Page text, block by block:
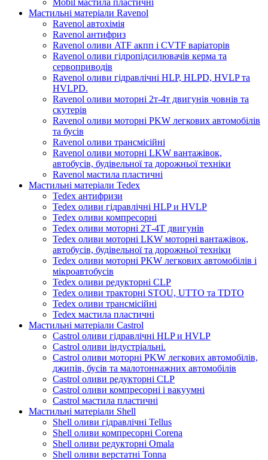
Mobil мастила пластичні
Мастильні матеріали Ravenol
Ravenol автохімія
Ravenol антифриз
Ravenol оливи ATF акпп і CVTF варіаторів
Ravenol оливи гідропідсилювачів керма та
сервоприводів
Ravenol оливи гідравлічні HLP, HLPD, HVLP та
HVLPD.
Ravenol оливи моторні 2т-4т двигунів човнів та
скутерів
Ravenol оливи моторні PKW легкових автомобілів
та бусів
Ravenol оливи трансмісійні
Ravenol оливи моторні LKW вантажівок,
автобусів, будівельної та дорожньої техніки
Ravenol мастила пластичні
Мастильні матеріали Tedex
Tedex антифризи
Tedex оливи гідравлічні HLP и HVLP
Tedex оливи компресорні
Tedex оливи моторні 2Т-4Т двигунів
Tedex оливи моторні LKW моторні вантажівок,
автобусів, будівельної та дорожньої техніки
Tedex оливи моторні PKW легкових автомобілів і
мікроавтобусів
Tedex оливи редукторні CLP
Tedex оливи тракторні STOU, UTTO та TDTO
Tedex оливи трансмісійні
Tedex мастила пластичні
Мастильні матеріали Castrol
Castrol оливи гідравлічні HLP и HVLP
Castrol оливи індустріальні.
Castrol оливи моторні PKW легкових автомобілів,
джипів, бусів та малотоннажних автомобілів
Castrol оливи редукторні CLP
Castrol оливи компресорні і вакуумні
Castrol мастила пластичні
Мастильні матеріали Shell
Shell оливи гідравлічні Tellus
Shell оливи компресорні Corena
Shell оливи редукторні Omala
Shell оливи верстатні Tonna